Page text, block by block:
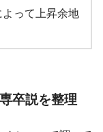
って上昇余地
卒説を整理